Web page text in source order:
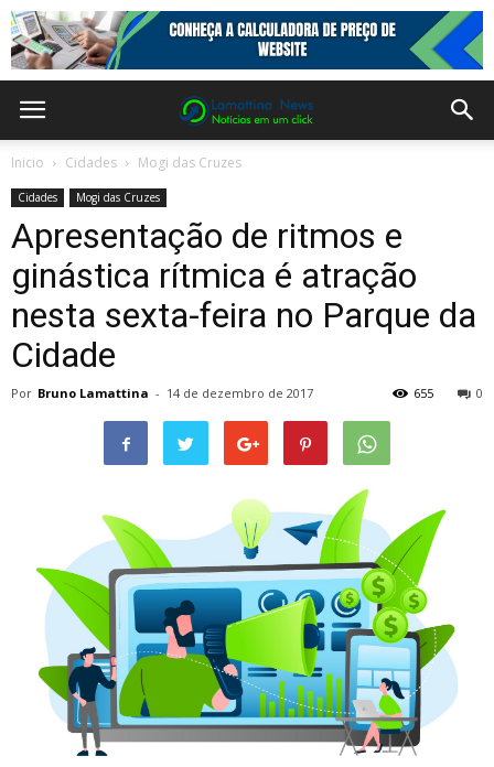
Inicio Cidades Mogi das Cruzes
Cidades Mogi das Cruzes
Apresentação de ritmos e
ginástica rítmica é atração
nesta sexta-feira no Parque da
Cidade
Por Bruno Lamattina - 14 de dezembro de 2017 0
655